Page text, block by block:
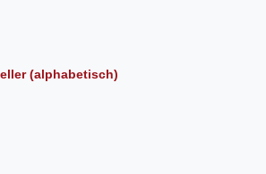
(alphabetisch)